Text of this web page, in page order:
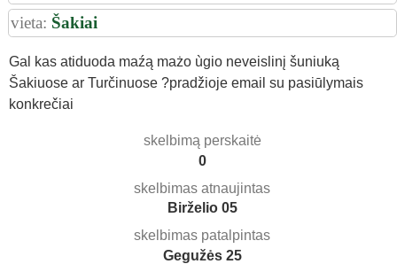
vieta: Šakiai
Gal kas atiduoda maźą mażo ùgio neveislinį šuniuką
Šakiuose ar Turčinuose ?pradžioje email su pasiūlymais
konkrečiai
skelbimą perskaitė
0
skelbimas atnaujintas
Birželio 05
skelbimas patalpintas
Gegužės 25